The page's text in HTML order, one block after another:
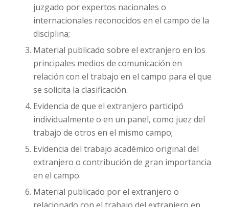
juzgado por expertos nacionales o
internacionales reconocidos en el campo de la
disciplina;
Material publicado sobre el extranjero en los
principales medios de comunicación en
relación con el trabajo en el campo para el que
se solicita la clasificación.
Evidencia de que el extranjero participó
individualmente o en un panel, como juez del
trabajo de otros en el mismo campo;
Evidencia del trabajo académico original del
extranjero o contribución de gran importancia
en el campo.
Material publicado por el extranjero o
relacionado con el trabajo del extranjero en